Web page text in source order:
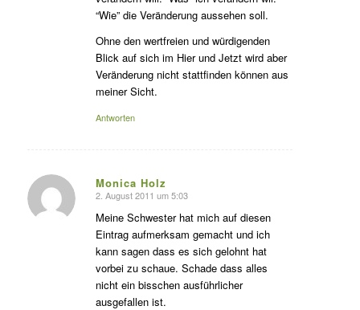
“Wie” die Veränderung aussehen soll.
Ohne den wertfreien und würdigenden
Blick auf sich im Hier und Jetzt wird aber
Veränderung nicht stattfinden können aus
meiner Sicht.
Antworten
Monica Holz
s
agte:
2. August 2011 um 5:03
Meine Schwester hat mich auf diesen
Eintrag aufmerksam gemacht und ich
kann sagen dass es sich gelohnt hat
vorbei zu schaue. Schade dass alles
nicht ein bisschen ausführlicher
ausgefallen ist.